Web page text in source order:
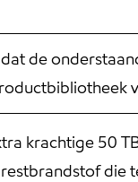
de
krachtige 50
die